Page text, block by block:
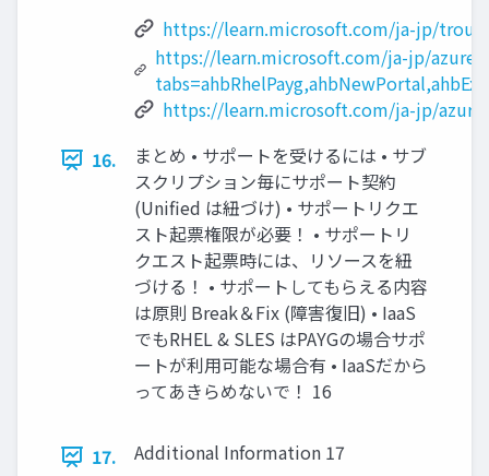
https://learn.microsoft.com/ja-jp/
https://learn.microsoft.com/ja-jp/
https://learn.microsoft.com/ja-jp/
16.
まとめ • サポートを受けるには • サブ
スクリプション毎にサポート契約
(Unified は紐づけ) • サポートリクエ
スト起票権限が必要！ • サポートリ
クエスト起票時には、リソースを紐
づける！ • サポートしてもらえる内容
は原則 Break＆Fix (障害復旧) • IaaS
でもRHEL & SLES はPAYGの場合サポ
ートが利用可能な場合有 • IaaSだから
ってあきらめないで！ 16
17. Additional Information 17